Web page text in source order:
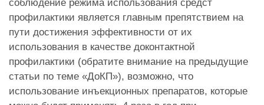
соблюдение режима использования средст
профилактики является главным препятствием на
пути достижения эффективности от их
использования в качестве доконтактной
профилактики (обратите внимание на предыдущие
статьи по теме «ДоКП»), возможно, что
использование инъекционных препаратов, которые